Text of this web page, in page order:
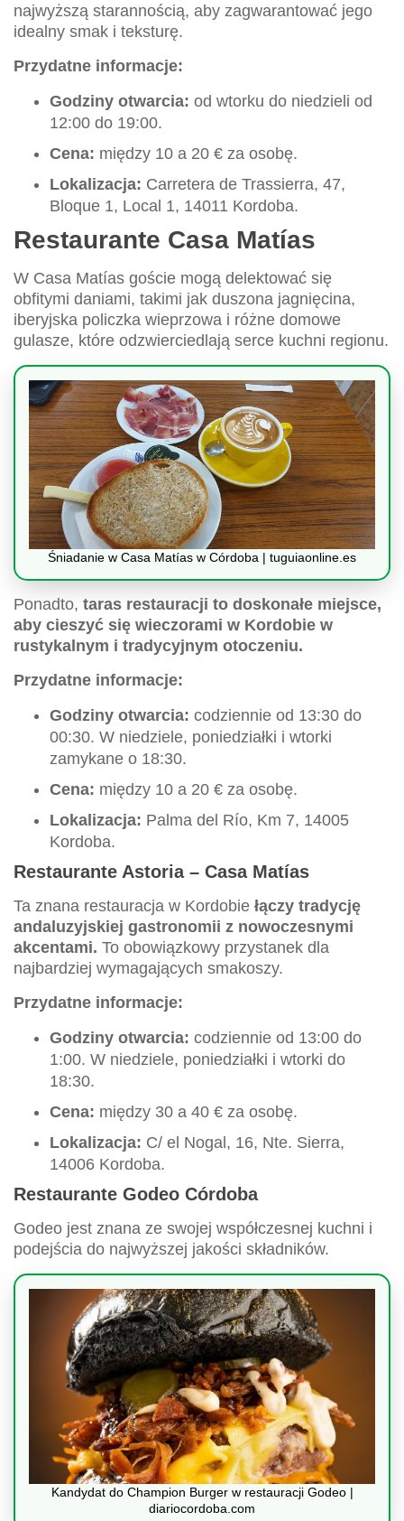
najwyższą starannością, aby zagwarantować jego
idealny smak i teksturę.
Przydatne informacje:
Godziny otwarcia: od wtorku do niedzieli od
12:00 do 19:00.
Cena: między 10 a 20 € za osobę.
Lokalizacja: Carretera de Trassierra, 47,
Bloque 1, Local 1, 14011 Kordoba.
Restaurante Casa Matías
W Casa Matías goście mogą delektować się
obfitymi daniami, takimi jak duszona jagnięcina,
iberyjska policzka wieprzowa i różne domowe
gulasze, które odzwierciedlają serce kuchni regionu.
Śniadanie w Casa Matías w Córdoba | tuguiaonline.es
Ponadto, taras restauracji to doskonałe miejsce,
aby cieszyć się wieczorami w Kordobie w
rustykalnym i tradycyjnym otoczeniu.
Przydatne informacje:
Godziny otwarcia: codziennie od 13:30 do
00:30. W niedziele, poniedziałki i wtorki
zamykane o 18:30.
Cena: między 10 a 20 € za osobę.
Lokalizacja: Palma del Río, Km 7, 14005
Kordoba.
Restaurante Astoria – Casa Matías
Ta znana restauracja w Kordobie łączy tradycję
andaluzyjskiej gastronomii z nowoczesnymi
akcentami. To obowiązkowy przystanek dla
najbardziej wymagających smakoszy.
Przydatne informacje:
Godziny otwarcia: codziennie od 13:00 do
1:00. W niedziele, poniedziałki i wtorki do
18:30.
Cena: między 30 a 40 € za osobę.
Lokalizacja: C/ el Nogal, 16, Nte. Sierra,
14006 Kordoba.
Restaurante Godeo Córdoba
Godeo jest znana ze swojej współczesnej kuchni i
podejścia do najwyższej jakości składników.
Kandydat do Champion Burger w restauracji Godeo |
diariocordoba.com